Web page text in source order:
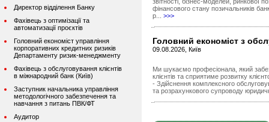
Директор відділення Банку
Фахівець з оптимізації та
автоматизації проєктів
Головний економіст управління
корпоративних кредитних ризиків
Департаменту ризик-менеджменту
Фахівець з обслуговування клієнтів
в міжнародний банк (Київ)
Заступник начальника управління
методологічного забезпечення та
навчання з питань ПВК/ФТ
Аудитор
фінансового стану позичальників
р... >>>
Головний економіст з
09.08.2026, Київ
Ми шукаємо професіонала, який
клієнтів та сприятиме розвитку
- Здійснення комплексного
та розрахункового супроводу